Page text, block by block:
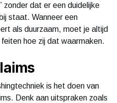
zonder dat er een duidelijke
staat. Wanneer een
als duurzaam, moet je altijd
hoe zij dat waarmaken.
is het doen van
Denk aan uitspraken zoals